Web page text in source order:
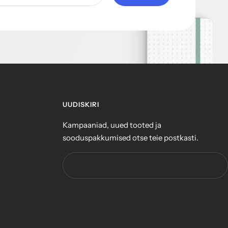
UUDISKIRI
Kampaaniad, uued tooted ja
sooduspakkumised otse teie postkasti.